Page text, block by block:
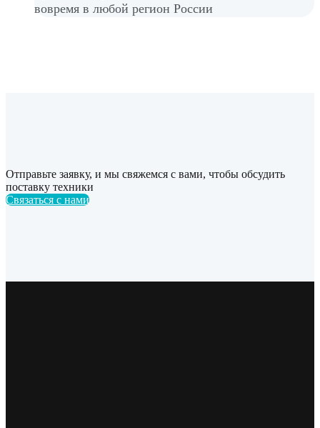
вовремя в любой регион России
Отправьте заявку, и мы свяжемся с вами, чтобы обсудить
поставку техники
Связаться с нами